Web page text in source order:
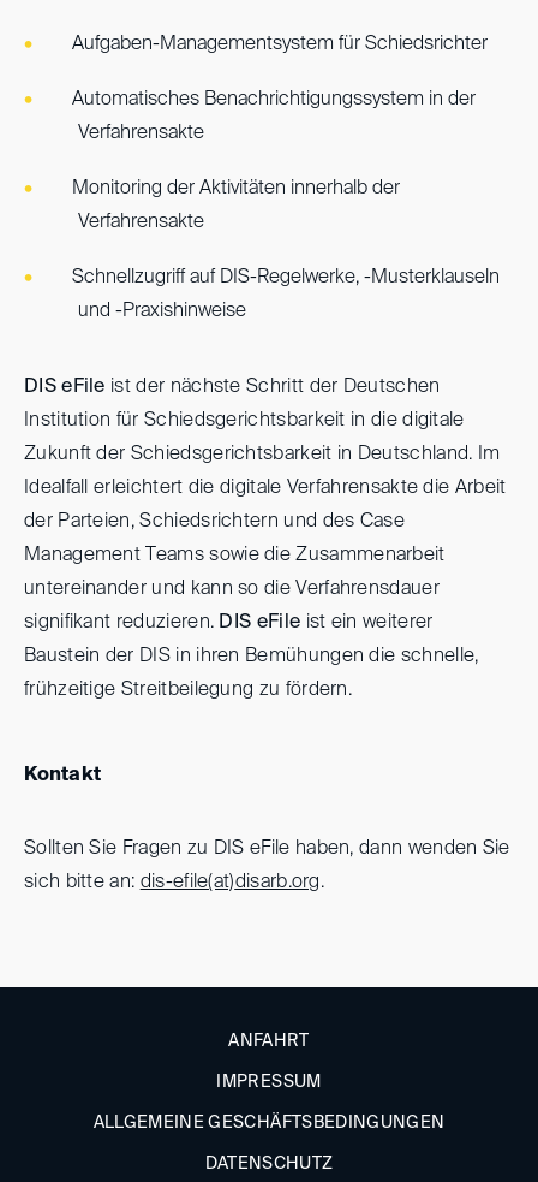
Aufgaben-Managementsystem für Schiedsrichter
Automatisches Benachrichtigungssystem in der
Verfahrensakte
Monitoring der Aktivitäten innerhalb der
Verfahrensakte
Schnellzugriff auf DIS-Regelwerke, -Musterklauseln
und -Praxishinweise
DIS eFile ist der nächste Schritt der Deutschen
Institution für Schiedsgerichtsbarkeit in die digitale
Zukunft der Schiedsgerichtsbarkeit in Deutschland. Im
Idealfall erleichtert die digitale Verfahrensakte die Arbeit
der Parteien, Schiedsrichtern und des Case
Management Teams sowie die Zusammenarbeit
untereinander und kann so die Verfahrensdauer
signifikant reduzieren. DIS eFile ist ein weiterer
Baustein der DIS in ihren Bemühungen die schnelle,
frühzeitige Streitbeilegung zu fördern.
Kontakt
Sollten Sie Fragen zu DIS eFile haben, dann wenden Sie
sich bitte an: dis-efile(at)disarb.org.
ANFAHRT
IMPRESSUM
ALLGEMEINE GESCHÄFTSBEDINGUNGEN
DATENSCHUTZ